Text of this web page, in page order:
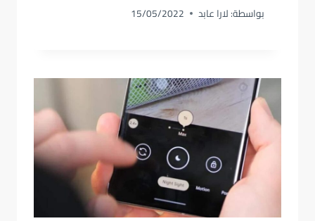
بواسطة:لارا عابد 15/05/2022